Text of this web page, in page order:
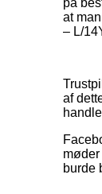
at
– L/
af
burde